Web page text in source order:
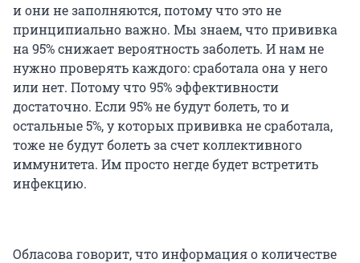
и они не заполняются, потому что это не
принципиально важно. Мы знаем, что прививка
на 95% снижает вероятность заболеть. И нам не
нужно проверять каждого: сработала она у него
или нет. Потому что 95% эффективности
достаточно. Если 95% не будут болеть, то и
остальные 5%, у которых прививка не сработала,
тоже не будут болеть за счет коллективного
иммунитета. Им просто негде будет встретить
инфекцию.
Обласова говорит, что информация о количестве